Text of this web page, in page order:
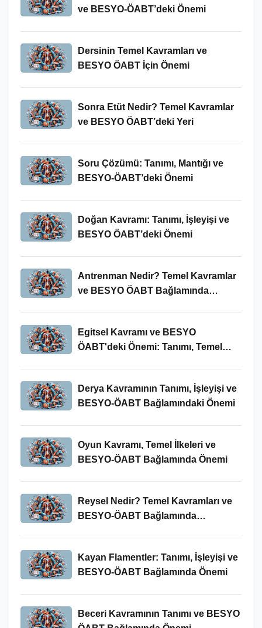
ve BESYO-ÖABT’deki Önemi
Dersinin Temel Kavramları ve
BESYO ÖABT İçin Önemi
Sonra Etüt Nedir? Temel Kavramlar
ve BESYO ÖABT’deki Yeri
Soru Çözümü: Tanımı, Mantığı ve
BESYO-ÖABT’deki Önemi
Doğan Kavramı: Tanımı, İşleyişi ve
BESYO ÖABT’deki Önemi
Antrenman Nedir? Temel Kavramlar
ve BESYO ÖABT Bağlamında
Egitsel Kavramı ve BESYO
ÖABT'deki Önemi: Tanımı, Temel
Derya Kavramının Tanımı, İşleyişi ve
BESYO-ÖABT Bağlamındaki Önemi
Oyun Kavramı, Temel İlkeleri ve
BESYO-ÖABT Bağlamında Önemi
Reysel Nedir? Temel Kavramları ve
BESYO-ÖABT Bağlamında
Kayan Flamentler: Tanımı, İşleyişi ve
BESYO-ÖABT Bağlamında Önemi
Beceri Kavramının Tanımı ve BESYO